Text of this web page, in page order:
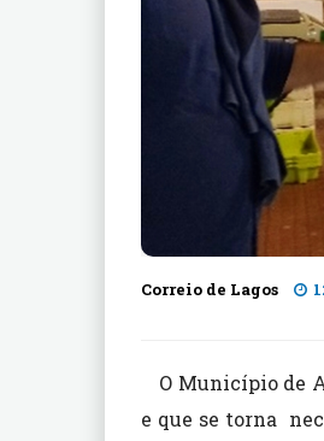
Correio de Lagos
O Município de
e que se torna